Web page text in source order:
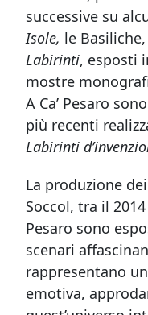
successive su
Isole, le
Labirinti, esposti
mostre
A Ca’ Pesaro
più recenti
Labirinti
La produzione dei
Soccol, tra il
Pesaro sono
scenari
rappresentano
emotiva,